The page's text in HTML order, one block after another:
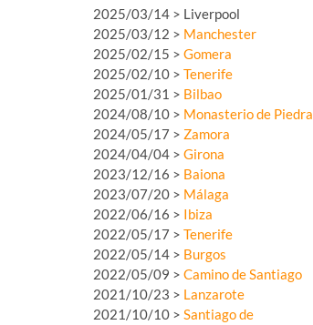
2025/03/14 > Liverpool
2025/03/12 > Manchester
2025/02/15 > Gomera
2025/02/10 > Tenerife
2025/01/31 > Bilbao
2024/08/10 > Monasterio de Piedra
2024/05/17 > Zamora
2024/04/04 > Girona
2023/12/16 > Baiona
2023/07/20 > Málaga
2022/06/16 > Ibiza
2022/05/17 > Tenerife
2022/05/14 > Burgos
2022/05/09 > Camino de Santiago
2021/10/23 > Lanzarote
2021/10/10 > Santiago de